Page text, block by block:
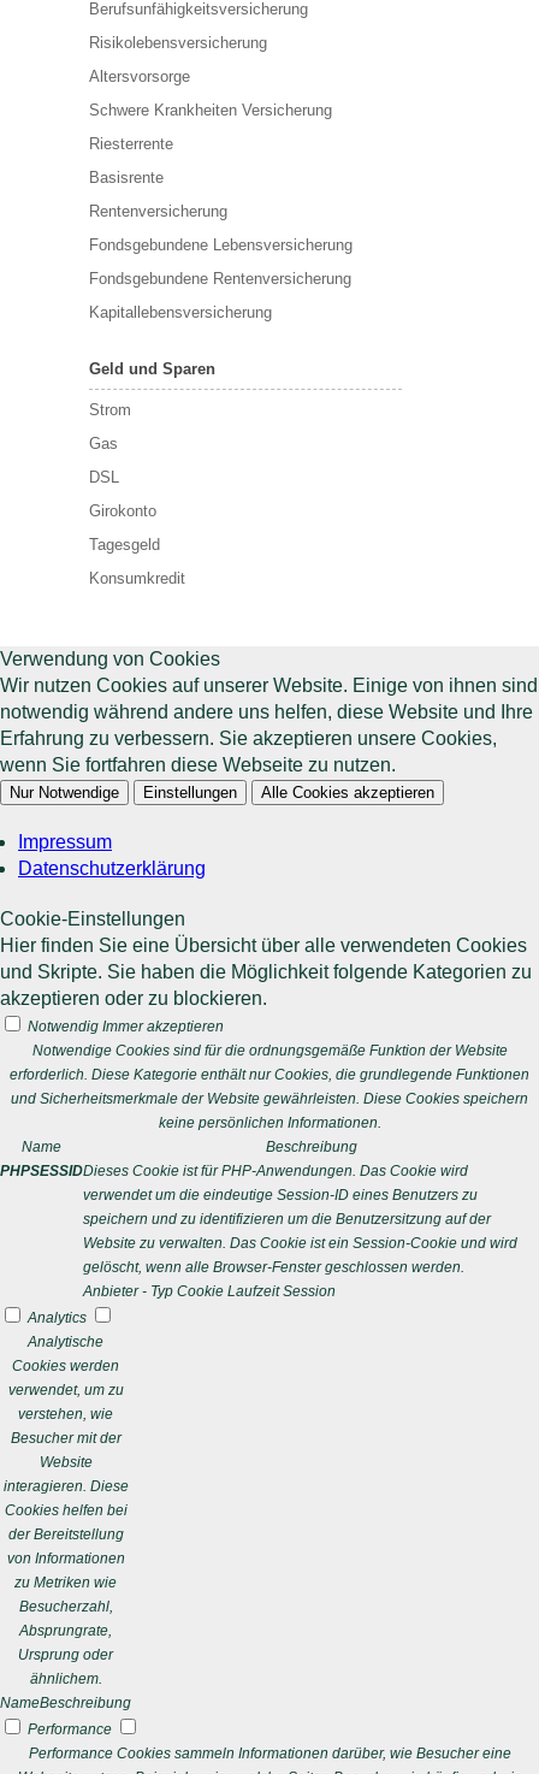
Berufs­unfähigkeitsversicherung
Risikolebensversicherung
Altersvorsorge
Schwere Krankheiten Versicherung
Riesterrente
Basisrente
Rentenversicherung
Fondsgebundene Lebensversicherung
Fondsgebundene Rentenversicherung
Kapitallebensversicherung
Geld und Sparen
Strom
Gas
DSL
Girokonto
Tagesgeld
Konsumkredit
Verwendung von Cookies
Wir nutzen Cookies auf unserer Website. Einige von ihnen sind
notwendig während andere uns helfen, diese Website und Ihre
Erfahrung zu verbessern. Sie akzeptieren unsere Cookies,
wenn Sie fortfahren diese Webseite zu nutzen.
Nur Notwendige Einstellungen Alle Cookies akzeptieren
Impressum
Datenschutzerklärung
Cookie-Einstellungen
Hier finden Sie eine Übersicht über alle verwendeten Cookies
und Skripte. Sie haben die Möglichkeit folgende Kategorien zu
akzeptieren oder zu blockieren.
Notwendig Immer akzeptieren
Notwendige Cookies sind für die ordnungsgemäße Funktion der Website
erforderlich. Diese Kategorie enthält nur Cookies, die grundlegende Funktionen
und Sicherheitsmerkmale der Website gewährleisten. Diese Cookies speichern
keine persönlichen Informationen.
Name
Beschreibung
PHPSESSIDDieses Cookie ist für PHP-Anwendungen. Das Cookie wird
verwendet um die eindeutige Session-ID eines Benutzers zu
speichern und zu identifizieren um die Benutzersitzung auf der
Website zu verwalten. Das Cookie ist ein Session-Cookie und wird
gelöscht, wenn alle Browser-Fenster geschlossen werden.
Anbieter - Typ Cookie Laufzeit Session
Analytics
Analytische
Cookies werden
verwendet, um zu
verstehen, wie
Besucher mit der
Website
interagieren. Diese
Cookies helfen bei
der Bereitstellung
von Informationen
zu Metriken wie
Besucherzahl,
Absprungrate,
Ursprung oder
ähnlichem.
NameBeschreibung
Performance
Performance Cookies sammeln Informationen darüber, wie Besucher eine